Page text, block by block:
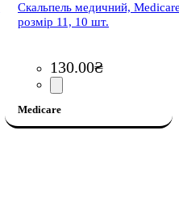
Скальпель медичний,
розмір 11, 10 шт.
130.00₴
Medicare